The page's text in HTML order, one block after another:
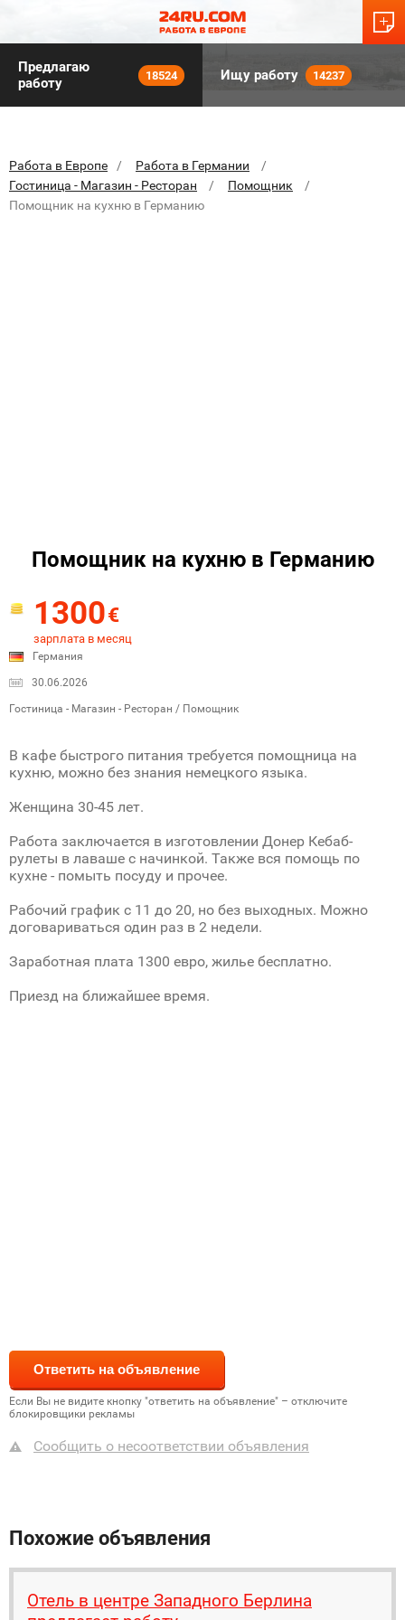
Предлагаю
работу
18524 Ищу работу 14237
Работа в Европе
Работа в Германии
Гостиница - Магазин - Ресторан
Помощник
Помощник на кухню в Германию
Помощник на кухню в Германию
1300€
зарплата в месяц
Германия
30.06.2026
Гостиница - Магазин - Ресторан / Помощник
В кафе быстрого питания требуется помощница на
кухню, можно без знания немецкого языка.
Женщина 30-45 лет.
Работа заключается в изготовлении Донер Кебаб-
рулеты в лаваше с начинкой. Также вся помощь по
кухне - помыть посуду и прочее.
Рабочий график с 11 до 20, но без выходных. Можно
договариваться один раз в 2 недели.
Заработная плата 1300 евро, жилье бесплатно.
Приезд на ближайшее время.
Если Вы не видите кнопку "ответить на объявление" – отключите
блокировщики рекламы
Сообщить о несоответствии объявления
Похожие объявления
Отель в центре Западного Берлина